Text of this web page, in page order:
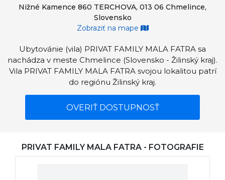
Nižné Kamence 860 TERCHOVA, 013 06 Chmelince,
Slovensko
Zobraziť na mape
Ubytovánie (vila) PRIVAT FAMILY MALA FATRA sa
nachádza v meste Chmelince (Slovensko - Žilinský kraj).
Vila PRIVAT FAMILY MALA FATRA svojou lokalitou patrí
do regiónu Žilinský kraj.
OVERIŤ DOSTUPNOSŤ
PRIVAT FAMILY MALA FATRA - FOTOGRAFIE